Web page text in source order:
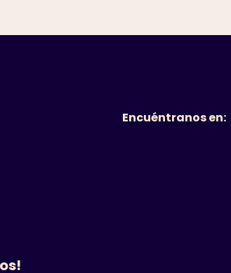
Encuéntranos en: